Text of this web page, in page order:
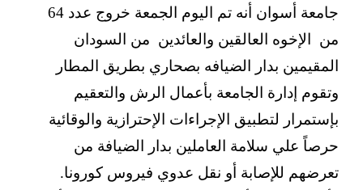
جامعة أسوان أنه تم اليوم الجمعة خروج عدد 64
من الإخوه العالقين والعائدين من السودان
المقيمين بدار الضيافه بصحاري بطريق المطار
وتقوم إدارة الجامعة بأعمال الرش والتعقيم
بإستمرار لتطبيق الإجراءات الإحترازية والوقائية
حرصاً علي سلامة العاملين بدار الضيافة من
تعرضهم للإصابة أو نقل عدوي فيروس كورونا.